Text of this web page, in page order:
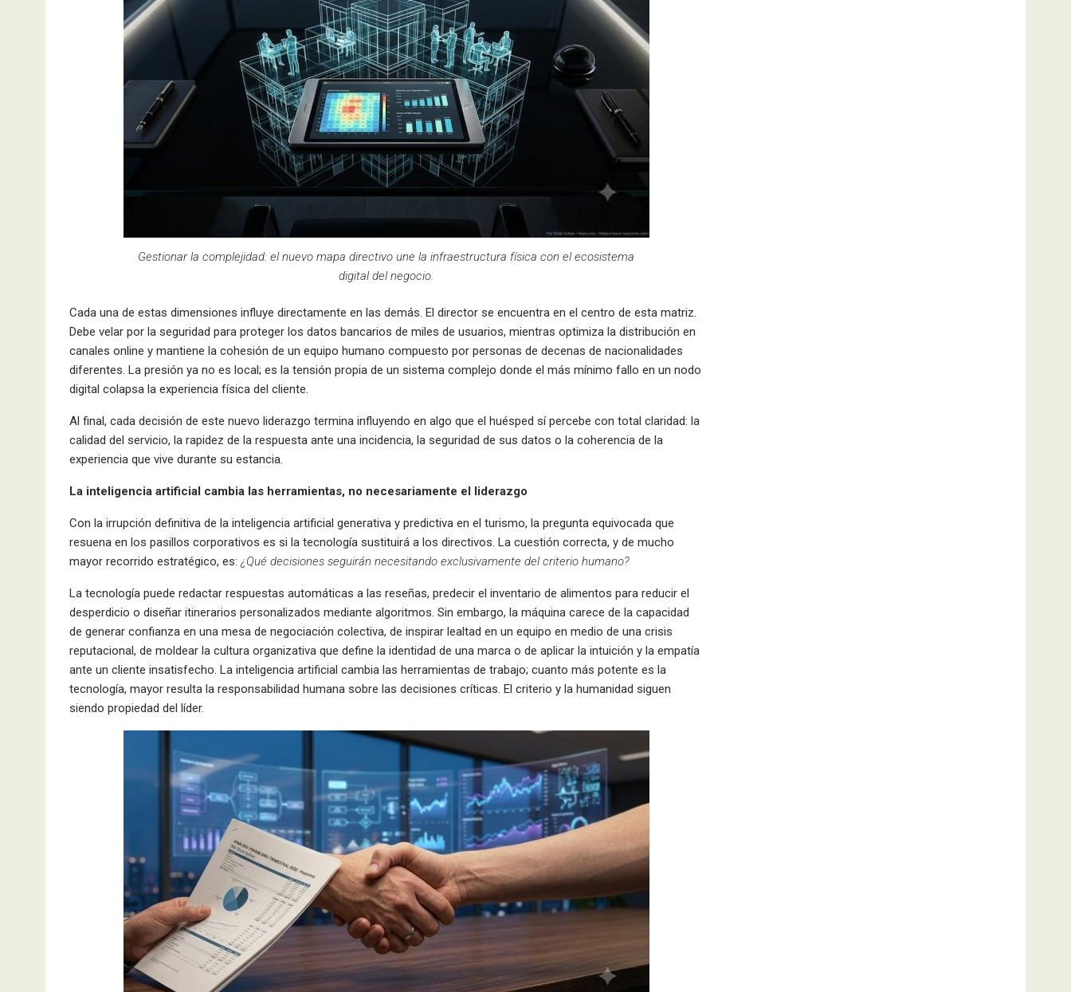
Gestionar la complejidad: el nuevo mapa directivo une la infraestructura física con el ecosistema
digital del negocio.
Cada una de estas dimensiones influye directamente en las demás. El director se encuentra en el centro de esta matriz.
Debe velar por la seguridad para proteger los datos bancarios de miles de usuarios, mientras optimiza la distribución en
canales online y mantiene la cohesión de un equipo humano compuesto por personas de decenas de nacionalidades
diferentes. La presión ya no es local; es la tensión propia de un sistema complejo donde el más mínimo fallo en un nodo
digital colapsa la experiencia física del cliente.
Al final, cada decisión de este nuevo liderazgo termina influyendo en algo que el huésped sí percebe con total claridad: la
calidad del servicio, la rapidez de la respuesta ante una incidencia, la seguridad de sus datos o la coherencia de la
experiencia que vive durante su estancia.
La inteligencia artificial cambia las herramientas, no necesariamente el liderazgo
Con la irrupción definitiva de la inteligencia artificial generativa y predictiva en el turismo, la pregunta equivocada que
resuena en los pasillos corporativos es si la tecnología sustituirá a los directivos. La cuestión correcta, y de mucho
mayor recorrido estratégico, es: ¿Qué decisiones seguirán necesitando exclusivamente del criterio humano?
La tecnología puede redactar respuestas automáticas a las reseñas, predecir el inventario de alimentos para reducir el
desperdicio o diseñar itinerarios personalizados mediante algoritmos. Sin embargo, la máquina carece de la capacidad
de generar confianza en una mesa de negociación colectiva, de inspirar lealtad en un equipo en medio de una crisis
reputacional, de moldear la cultura organizativa que define la identidad de una marca o de aplicar la intuición y la empatía
ante un cliente insatisfecho. La inteligencia artificial cambia las herramientas de trabajo; cuanto más potente es la
tecnología, mayor resulta la responsabilidad humana sobre las decisiones críticas. El criterio y la humanidad siguen
siendo propiedad del líder.